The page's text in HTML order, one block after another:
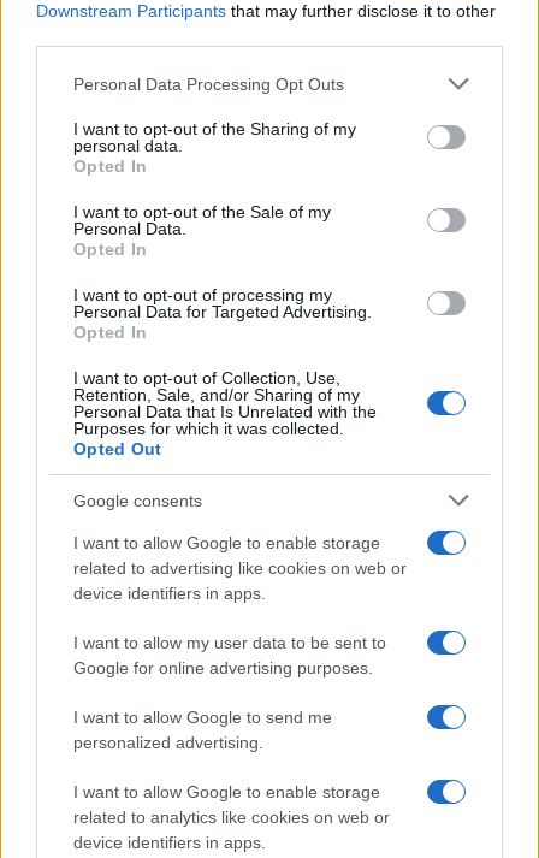
Downstream Participants that may further disclose it to other
Please note that this website/app uses one or more Google
not limited to your visit or usage behaviour. You may click to
grant or deny consent to Google and its third-party tags to
use your data for below specified purposes in below Google
consent section.
Personal Data Processing Opt Outs
I want to opt-out of the Sharing of my
personal data.
Opted In
I want to opt-out of the Sale of my
Personal Data.
Opted In
I want to opt-out of processing my
Personal Data for Targeted Advertising.
Opted In
I want to opt-out of Collection, Use,
Retention, Sale, and/or Sharing of my
Personal Data that Is Unrelated with the
Purposes for which it was collected.
Opted Out
Google consents
I want to allow Google to enable storage
related to advertising like cookies on web or
device identifiers in apps.
I want to allow my user data to be sent to
Google for online advertising purposes.
I want to allow Google to send me
personalized advertising.
I want to allow Google to enable storage
related to analytics like cookies on web or
device identifiers in apps.
Sigue leyendo
AVES
Plan para salvar a la cerceta pardilla, focha moruna,
malvasía cabeciblanca y porrón pardo
AVES